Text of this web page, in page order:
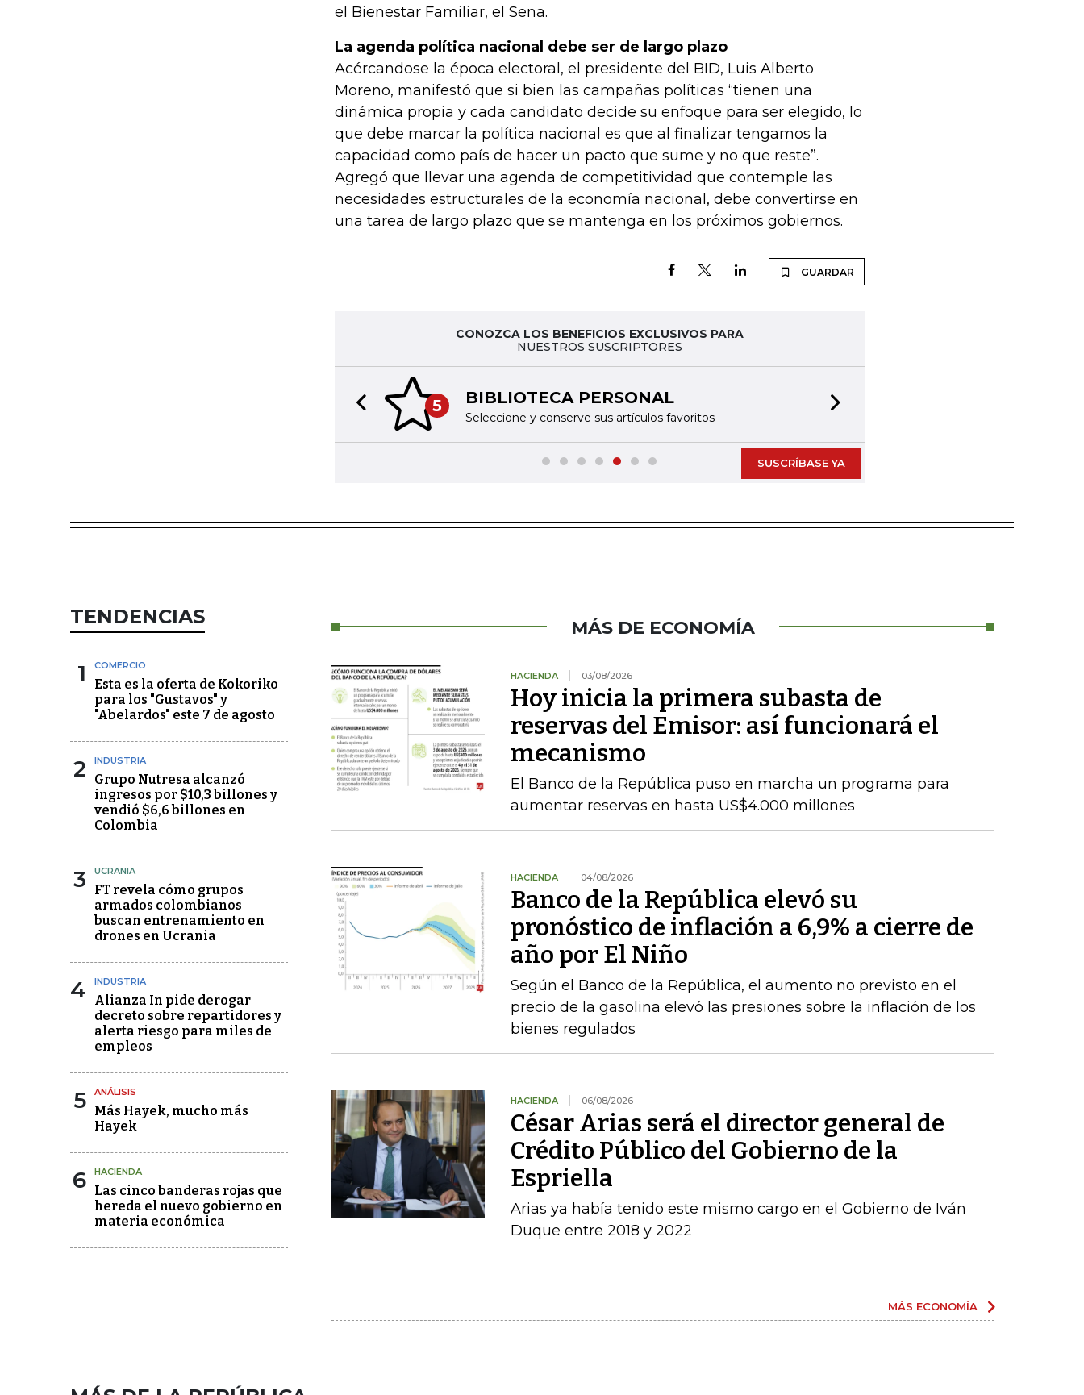
el Bienestar Familiar, el Sena.
La agenda política nacional debe ser de largo plazo
Acércandose la época electoral, el presidente del BID, Luis Alberto
Moreno, manifestó que si bien las campañas políticas “tienen una
dinámica propia y cada candidato decide su enfoque para ser elegido, lo
que debe marcar la política nacional es que al finalizar tengamos la
capacidad como país de hacer un pacto que sume y no que reste”.
Agregó que llevar una agenda de competitividad que contemple las
necesidades estructurales de la economía nacional, debe convertirse en
una tarea de largo plazo que se mantenga en los próximos gobiernos.
GUARDAR
CONOZCA LOS BENEFICIOS EXCLUSIVOS PARA
NUESTROS SUSCRIPTORES
5 BIBLIOTECA PERSONAL
Seleccione y conserve sus artículos favoritos
Previous slide
SUSCRÍBASE YA
TENDENCIAS
1 COMERCIO
Esta es la oferta de Kokoriko
para los "Gustavos" y
"Abelardos" este 7 de agosto
2 INDUSTRIA
Grupo Nutresa alcanzó
ingresos por $10,3 billones y
vendió $6,6 billones en
Colombia
3 UCRANIA
FT revela cómo grupos
armados colombianos
buscan entrenamiento en
drones en Ucrania
4 INDUSTRIA
Alianza In pide derogar
decreto sobre repartidores y
alerta riesgo para miles de
empleos
5 ANÁLISIS
Más Hayek, mucho más
Hayek
6 HACIENDA
Las cinco banderas rojas que
hereda el nuevo gobierno en
materia económica
MÁS DE ECONOMÍA
HACIENDA 03/08/2026
Hoy inicia la primera subasta de
reservas del Emisor: así funcionará el
mecanismo
El Banco de la República puso en marcha un programa para
aumentar reservas en hasta US$4.000 millones
HACIENDA 04/08/2026
Banco de la República elevó su
pronóstico de inflación a 6,9% a cierre de
año por El Niño
Según el Banco de la República, el aumento no previsto en el
precio de la gasolina elevó las presiones sobre la inflación de los
bienes regulados
HACIENDA 06/08/2026
César Arias será el director general de
Crédito Público del Gobierno de la
Espriella
Arias ya había tenido este mismo cargo en el Gobierno de Iván
Duque entre 2018 y 2022
MÁS ECONOMÍA